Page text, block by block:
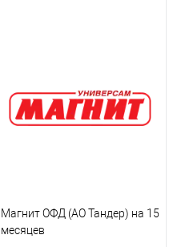
Магнит ОФД (АО Тандер) на 15
месяцев